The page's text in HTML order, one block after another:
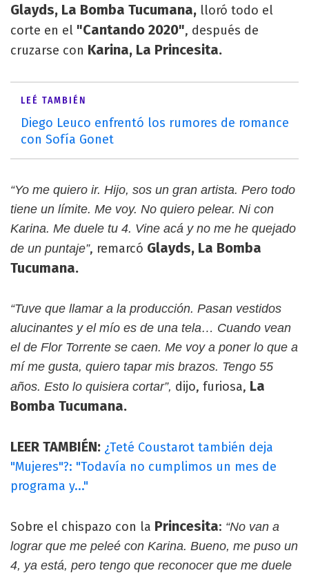
Glayds, La Bomba Tucumana, lloró todo el
corte en el "Cantando 2020", después de
cruzarse con Karina, La Princesita.
LEÉ TAMBIÉN
Diego Leuco enfrentó los rumores de romance
con Sofía Gonet
“Yo me quiero ir. Hijo, sos un gran artista. Pero todo
tiene un límite. Me voy. No quiero pelear. Ni con
Karina. Me duele tu 4. Vine acá y no me he quejado
de un puntaje”, remarcó Glayds, La Bomba
Tucumana.
“Tuve que llamar a la producción. Pasan vestidos
alucinantes y el mío es de una tela… Cuando vean
el de Flor Torrente se caen. Me voy a poner lo que a
mí me gusta, quiero tapar mis brazos. Tengo 55
años. Esto lo quisiera cortar”, dijo, furiosa, La
Bomba Tucumana.
LEER TAMBIÉN: ¿Teté Coustarot también deja
"Mujeres"?: "Todavía no cumplimos un mes de
programa y..."
Sobre el chispazo con la Princesita: “No van a
lograr que me peleé con Karina. Bueno, me puso un
4, ya está, pero tengo que reconocer que me duele